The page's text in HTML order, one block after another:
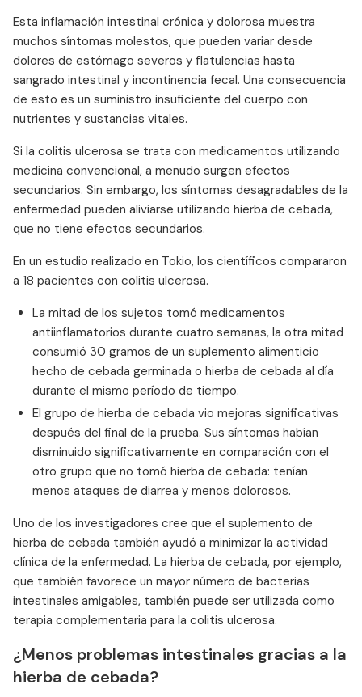
Esta inflamación intestinal crónica y dolorosa muestra
muchos síntomas molestos, que pueden variar desde
dolores de estómago severos y flatulencias hasta
sangrado intestinal y incontinencia fecal. Una consecuencia
de esto es un suministro insuficiente del cuerpo con
nutrientes y sustancias vitales.
Si la colitis ulcerosa se trata con medicamentos utilizando
medicina convencional, a menudo surgen efectos
secundarios. Sin embargo, los síntomas desagradables de la
enfermedad pueden aliviarse utilizando hierba de cebada,
que no tiene efectos secundarios.
En un estudio realizado en Tokio, los científicos compararon
a 18 pacientes con colitis ulcerosa.
La mitad de los sujetos tomó medicamentos
antiinflamatorios durante cuatro semanas, la otra mitad
consumió 30 gramos de un suplemento alimenticio
hecho de cebada germinada o hierba de cebada al día
durante el mismo período de tiempo.
El grupo de hierba de cebada vio mejoras significativas
después del final de la prueba. Sus síntomas habían
disminuido significativamente en comparación con el
otro grupo que no tomó hierba de cebada: tenían
menos ataques de diarrea y menos dolorosos.
Uno de los investigadores cree que el suplemento de
hierba de cebada también ayudó a minimizar la actividad
clínica de la enfermedad. La hierba de cebada, por ejemplo,
que también favorece un mayor número de bacterias
intestinales amigables, también puede ser utilizada como
terapia complementaria para la colitis ulcerosa.
¿Menos problemas intestinales gracias a la
hierba de cebada?